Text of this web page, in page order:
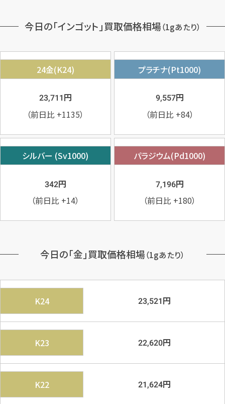
今日の「インゴット」買取価格相場（1gあたり）
24金(K24)
23,711円
（前日比 +1135）
プラチナ(Pt1000)
9,557円
（前日比 +84）
シルバー (Sv1000)
342円
（前日比 +14）
パラジウム(Pd1000)
7,196円
（前日比 +180）
今日の「金」買取価格相場（1gあたり）
K24 23,521円
K23 22,620円
K22 21,624円